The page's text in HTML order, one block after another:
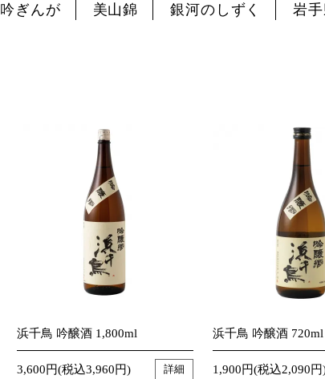
吟ぎんが 美山錦 銀河のしずく 岩
浜千鳥 吟醸酒 1,800ml
3,600円(税込3,960円) 詳細
浜千鳥 吟醸酒 720ml
1,900円(税込2,090円